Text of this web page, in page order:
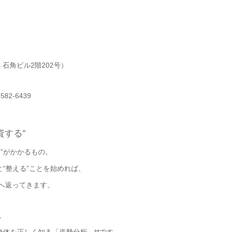
角ビル2階202号）
582-6439
する”
かかるもの。
整える”ことを始めれば、
返ってきます。